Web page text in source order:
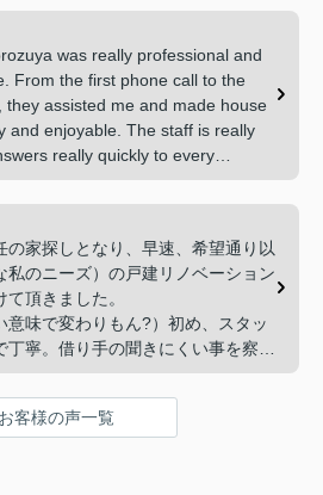
was really professional and
From the first phone call to the
they assisted me and made house
and enjoyable. The staff is really
really quickly to every
though mail and calls. I definitely
estate if you need to find an
Tokyo.
の家探しとなり、早速、希望通り以
私のニーズ）の戸建リノベーション
頂きました。
意味で変わりもん?）初め、スタッ
丁寧。借り手の聞きにくい事を察し
たり 等、お仕事の枠を超えた借り
かな？と、感じました。
何の商売でも同じで、大小ではな
お客様の声一覧